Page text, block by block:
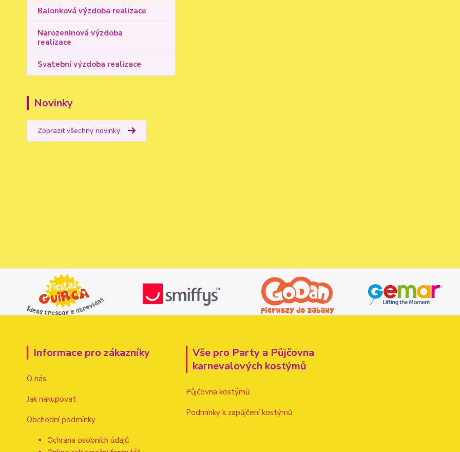
Balonková výzdoba realizace
Narozeninová výzdoba
realizace
Svatební výzdoba realizace
Novinky
Zobrazit všechny novinky
Informace pro zákazníky
O nás
Jak nakupovat
Obchodní podmínky
Ochrana osobních údajů
Vše pro Party a Půjčovna
karnevalových kostýmů
Půjčovna kostýmů
Podmínky k zapůjčení kostýmů